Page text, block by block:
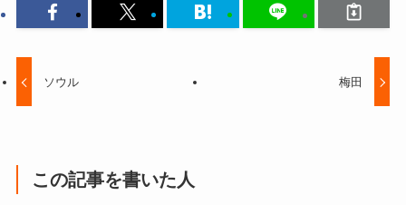
ソウル 梅田
この記事を書いた人